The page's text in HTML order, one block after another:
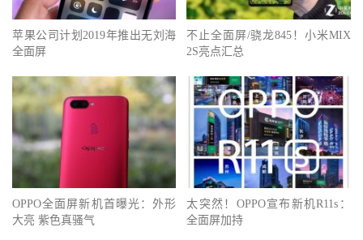
苹果公司计划2019年推出无刘海
全面屏
不止全面屏/骁龙845！小米MIX
2S亮点汇总
OPPO全面屏新机首曝光：外形
大亮 紫色真骚气
太突然！OPPO宣布新机R11s：
全面屏加持